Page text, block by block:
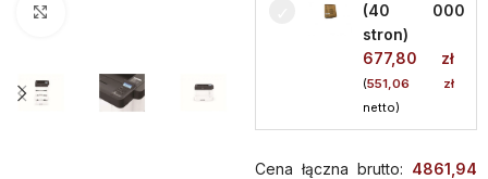
(40 000
stron)
677,80 zł
(551,06 zł
netto)
Cena łączna brutto: 4861,94